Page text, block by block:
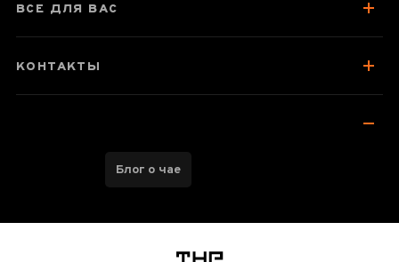
ВСЕ ДЛЯ ВАС
КОНТАКТЫ
Блог о чае